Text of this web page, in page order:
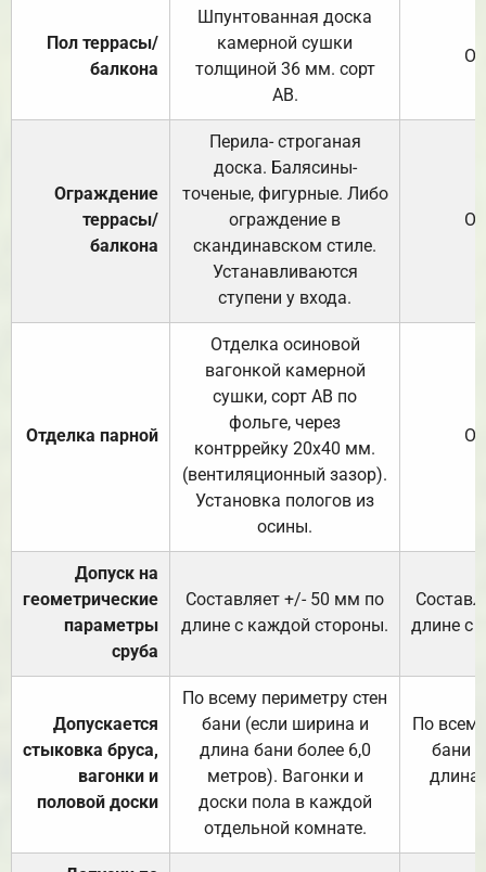
Пол террасы/
балкона
Шпунтованная доска
камерной сушки
толщиной 36 мм. сорт
АВ.
Ограждение
террасы/
балкона
Перила- строганая
доска. Балясины-
точеные, фигурные. Либо
ограждение в
скандинавском стиле.
Устанавливаются
ступени у входа.
Отделка парной
Отделка осиновой
вагонкой камерной
сушки, сорт АВ по
фольге, через
контррейку 20х40 мм.
(вентиляционный зазор).
Установка пологов из
осины.
Допуск на
геометрические
параметры
сруба
Составляет +/- 50 мм по
длине с каждой стороны.
длине с
Допускается
стыковка бруса,
вагонки и
половой доски
По всему периметру стен
бани (если ширина и
длина бани более 6,0
метров). Вагонки и
доски пола в каждой
отдельной комнате.
По
бани
длина